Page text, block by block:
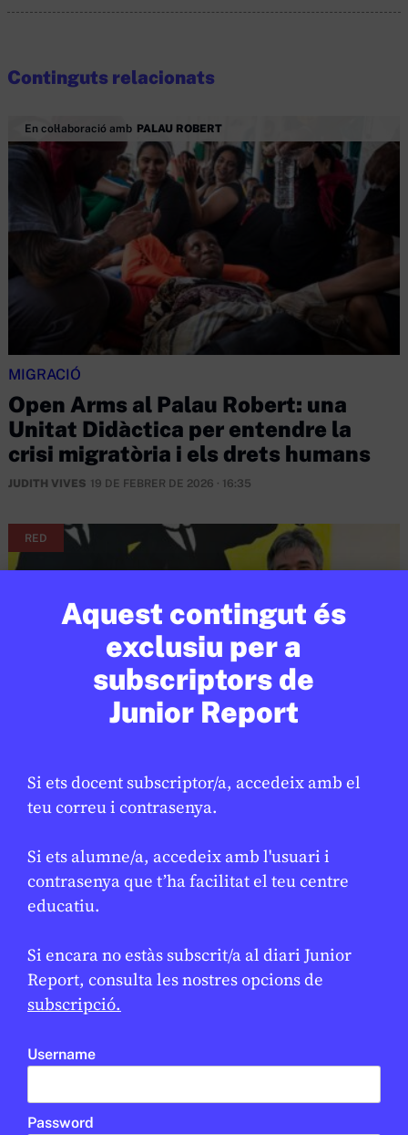
Aquest contingut és
exclusiu per a
subscriptors de
Junior Report
Si ets docent subscriptor/a, accedeix amb el
teu correu i contrasenya.
Si ets alumne/a, accedeix amb l'usuari i
contrasenya que t’ha facilitat el teu centre
educatiu.
Si encara no estàs subscrit/a al diari Junior
Report, consulta les nostres opcions de
subscripció.
Username
Password
Continguts relacionats
En col·laboració amb PALAU ROBERT
MIGRACIÓ
Open Arms al Palau Robert: una
Unitat Didàctica per entendre la
crisi migratòria i els drets humans
JUDITH VIVES 19 DE FEBRER DE 2026 · 16:35
RED
SOCIETAT/JUNIOR REPORT RED
El català avui: conversa amb en
CREU DE SABA REPORT
OLESA DE MONTSERRAT
BATXILLERAT
RED